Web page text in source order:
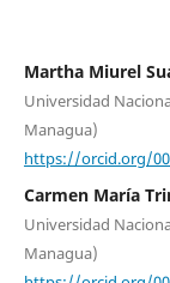
Martha Miurel
Universidad
Managua)
https://orcid.org/
Carmen María
Universidad
Managua)